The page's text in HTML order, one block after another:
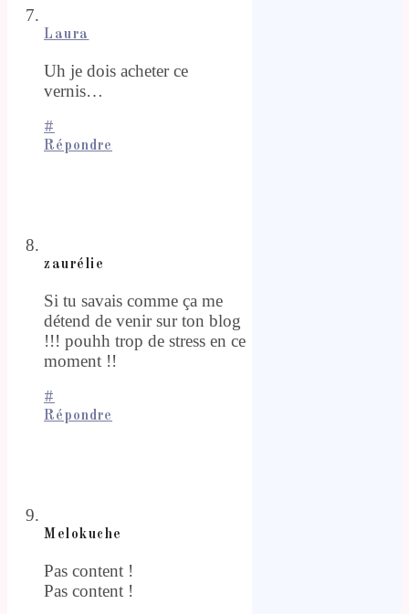
Laura
Uh je dois acheter ce
vernis…
#
Répondre
zaurélie
Si tu savais comme ça me
détend de venir sur ton blog
!!! pouhh trop de stress en ce
moment !!
#
Répondre
Melokuche
Pas content !
Pas content !